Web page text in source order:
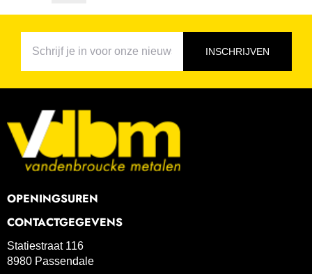
INSCHRIJVEN
OPENINGSUREN
CONTACTGEGEVENS
Statiestraat 116
8980 Passendale